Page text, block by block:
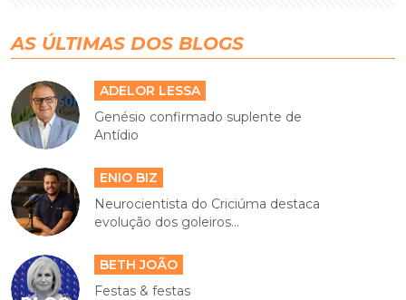
AS ÚLTIMAS DOS BLOGS
ADELOR LESSA
Genésio confirmado suplente de
Antídio
ENIO BIZ
Neurocientista do Criciúma destaca
evolução dos goleiros...
BETH JOÃO
Festas & festas